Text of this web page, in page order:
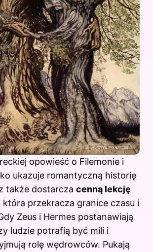
opowieść o Filemonie i
ukazuje romantyczną historię
także dostarcza cenną lekcję
która przekracza granice czasu i
Zeus i Hermes postanawiają
ludzie potrafią być mili i
rolę wędrowców. Pukają